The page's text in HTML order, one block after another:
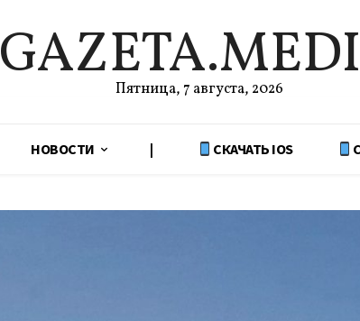
Пятница, 7 августа, 2026
НОВОСТИ | СКАЧАТЬ IOS